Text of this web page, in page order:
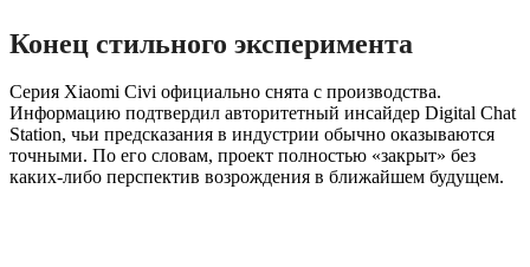
Конец стильного эксперимента
Серия Xiaomi Civi официально снята с производства.
Информацию подтвердил авторитетный инсайдер Digital Chat
Station, чьи предсказания в индустрии обычно оказываются
точными. По его словам, проект полностью «закрыт» без
каких-либо перспектив возрождения в ближайшем будущем.